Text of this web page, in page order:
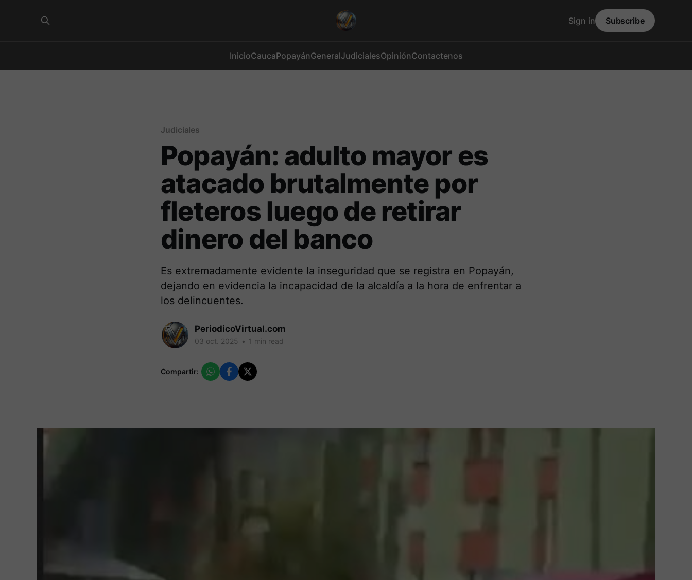
InicioCaucaPopayánGeneralJudicialesOpiniónContactenos
Sign in Subscribe
Judiciales
Popayán: adulto mayor es
atacado brutalmente por
fleteros luego de retirar
dinero del banco
Es extremadamente evidente la inseguridad que se registra en Popayán,
dejando en evidencia la incapacidad de la alcaldía a la hora de enfrentar a
los delincuentes.
PeriodicoVirtual.com
03 oct. 2025 • 1 min read
Compartir: